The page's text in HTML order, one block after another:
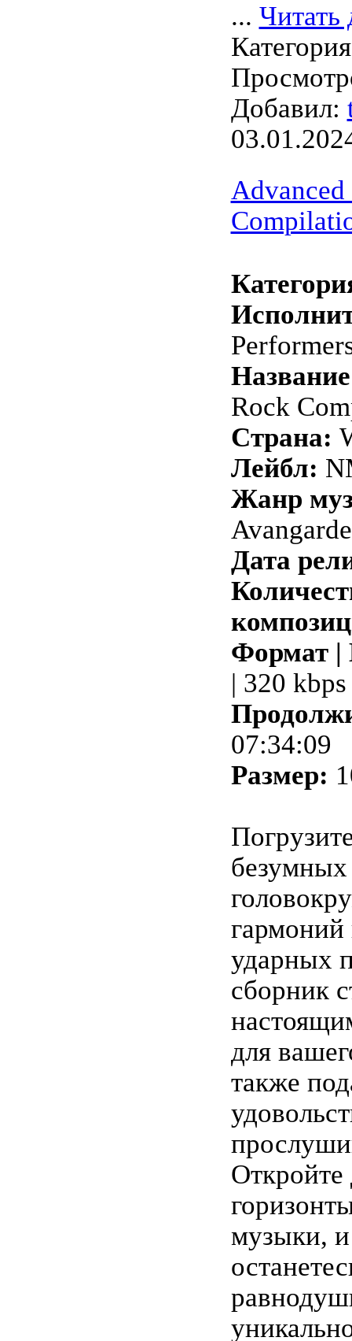
... Читать
Добавил:
Rock
Страна:
Лейбл:
Жанр
Avangarde
Дата
Формат |
| 320 kbps
07:34:09
Размер:
ударных
сборник
для
также
Откройте
музыки,